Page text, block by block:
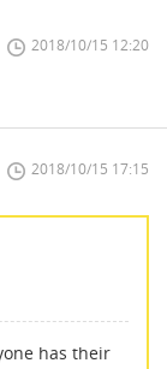
2018/10/15 12:20
2018/10/15 17:15
has their